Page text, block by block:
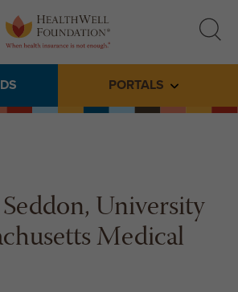
search
PORTALS Toggle
University
Medical